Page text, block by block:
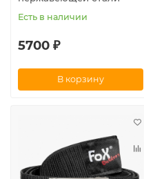
Есть в наличии
5700 ₽
В корзину